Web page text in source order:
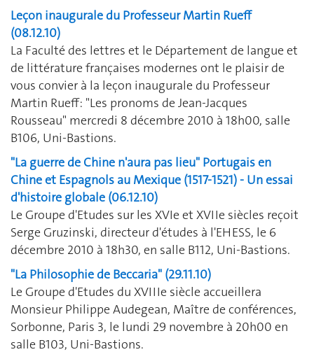
Leçon inaugurale du Professeur Martin Rueff
(08.12.10)
La Faculté des lettres et le Département de langue et
de littérature françaises modernes ont le plaisir de
vous convier à la leçon inaugurale du Professeur
Martin Rueff: "Les pronoms de Jean-Jacques
Rousseau" mercredi 8 décembre 2010 à 18h00, salle
B106, Uni-Bastions.
"La guerre de Chine n'aura pas lieu" Portugais en
Chine et Espagnols au Mexique (1517-1521) - Un essai
d'histoire globale (06.12.10)
Le Groupe d'Etudes sur les XVIe et XVIIe siècles reçoit
Serge Gruzinski, directeur d'études à l'EHESS, le 6
décembre 2010 à 18h30, en salle B112, Uni-Bastions.
"La Philosophie de Beccaria" (29.11.10)
Le Groupe d'Etudes du XVIIIe siècle accueillera
Monsieur Philippe Audegean, Maître de conférences,
Sorbonne, Paris 3, le lundi 29 novembre à 20h00 en
salle B103, Uni-Bastions.